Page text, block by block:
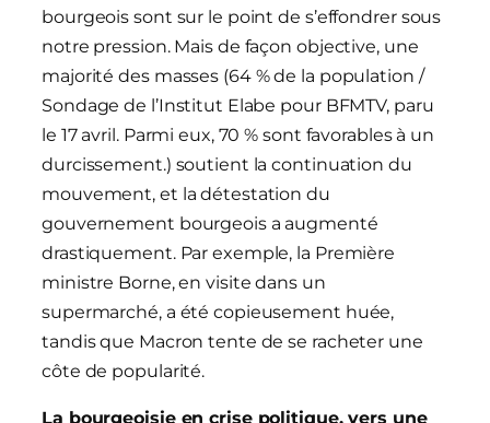
bourgeois sont sur le point de s’effondrer sous
notre pression. Mais de façon objective, une
majorité des masses (64 % de la population /
Sondage de l’Institut Elabe pour BFMTV, paru
le 17 avril. Parmi eux, 70 % sont favorables à un
durcissement.) soutient la continuation du
mouvement, et la détestation du
gouvernement bourgeois a augmenté
drastiquement. Par exemple, la Première
ministre Borne, en visite dans un
supermarché, a été copieusement huée,
tandis que Macron tente de se racheter une
côte de popularité.
La bourgeoisie en crise politique, vers une